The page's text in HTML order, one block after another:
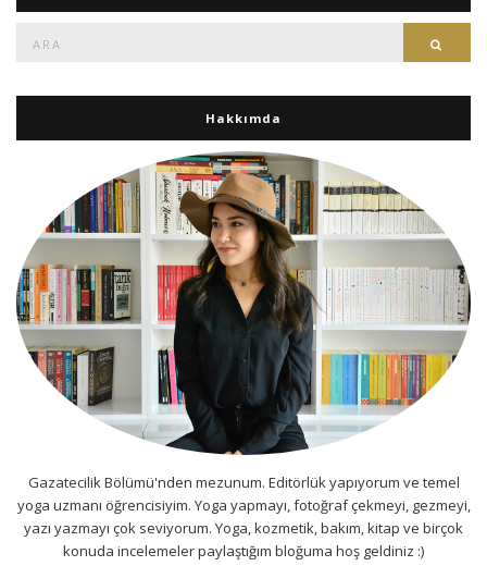
Hakkımda
Gazatecilik Bölümü'nden mezunum. Editörlük yapıyorum ve temel
yoga uzmanı öğrencisiyim. Yoga yapmayı, fotoğraf çekmeyi, gezmeyi,
yazı yazmayı çok seviyorum. Yoga, kozmetik, bakım, kitap ve birçok
konuda incelemeler paylaştığım bloğuma hoş geldiniz :)